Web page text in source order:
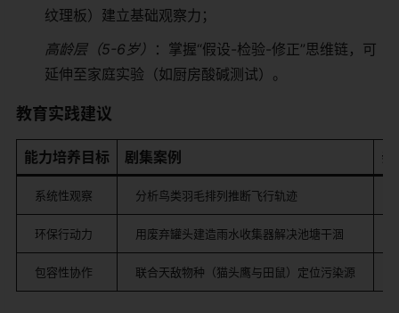
纹理板）建立基础观察力；
高龄层（5-6岁） ：掌握“假设-检验-修正”思维链，可
延伸至家庭实验（如厨房酸碱测试）。
​教育实践建议​
​能力培养目标​ ​剧集案例​
系统性观察 分析鸟类羽毛排列推断飞行轨迹
环保行动力 用废弃罐头建造雨水收集器解决池塘干涸
包容性协作 联合天敌物种（猫头鹰与田鼠）定位污染源